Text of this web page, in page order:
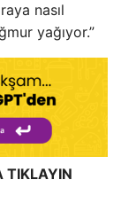
nasıl
yağıyor.”
TIKLAYIN